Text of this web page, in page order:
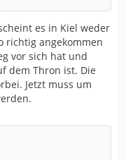
es in Kiel weder
richtig angekommen
vor sich hat und
dem Thron ist. Die
Jetzt muss um